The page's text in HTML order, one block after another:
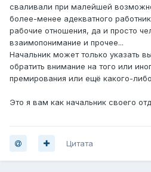
сваливали при малейшей
более-менее адекватного
рабочие отношения, да и просто
взаимопонимание и прочее...
Начальник может только указать
обратить внимание на того или
премирования или ещё какого-
Это я вам как начальник своего
Цитата